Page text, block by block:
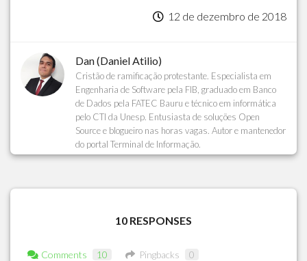
12 de dezembro de 2018
Dan (Daniel Atilio)
Cristão de ramificação protestante. Especialista em
Engenharia de Software pela FIB, graduado em Banco
de Dados pela FATEC Bauru e técnico em informática
pelo CTI da Unesp. Entusiasta de soluções Open
Source e blogueiro nas horas vagas. Autor e mantenedor
do portal Terminal de Informação.
10 RESPONSES
Comments 10 Pingbacks 0